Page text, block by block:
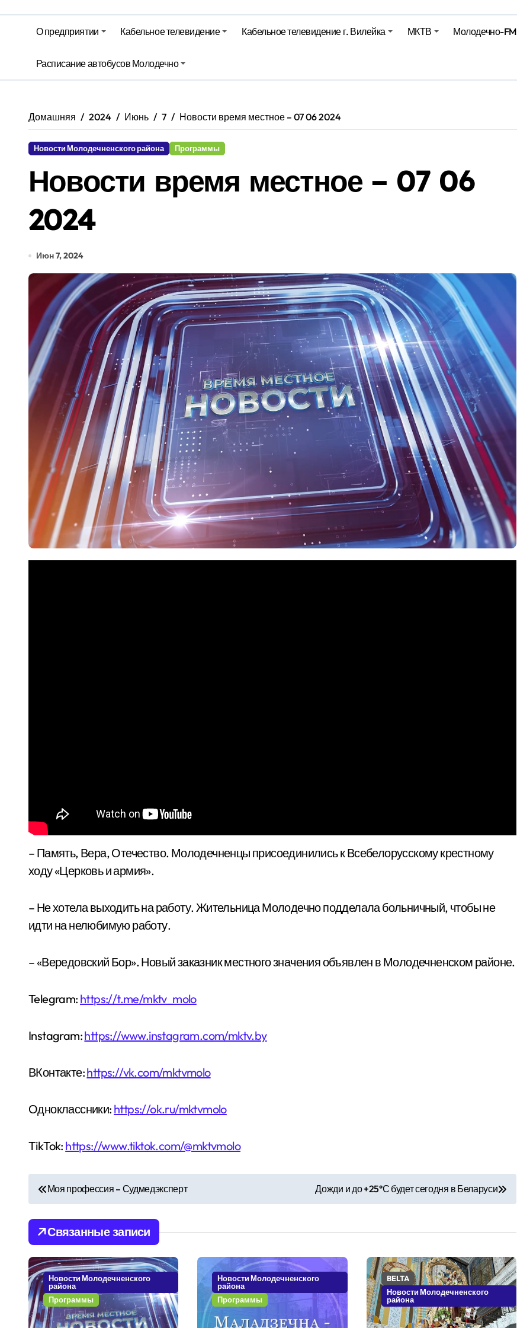
Гороскоп на 6 августа
Молодечно. Новости время местное – 05 08 2026
Молодечно. Новости время местное – 07 08 20
О предприятии Кабельное телевидение Кабельное телевидение г. Вилейка МКТВ Молодечно-FM
Расписание автобусов Молодечно
Домашняя 2024 Июнь 7 Новости время местное – 07 06 2024
Новости Молодечненского района Программы
Новости время местное – 07 06
2024
Июн 7, 2024
– Память, Вера, Отечество. Молодечненцы присоединились к Всебелорусскому крестному
ходу «Церковь и армия».
– Не хотела выходить на работу. Жительница Молодечно подделала больничный, чтобы не
идти на нелюбимую работу.
– «Вередовский Бор». Новый заказник местного значения объявлен в Молодечненском районе.
Telegram: https://t.me/mktv_molo
Instagram:https://www.instagram.com/mktv.by
ВКонтакте:https://vk.com/mktvmolo
Одноклассники: https://ok.ru/mktvmolo
TikTok: https://www.tiktok.com/@mktvmolo
Н
а
в
и
г
а
Моя профессия – Судмедэксперт Дожди и до +25°С будет сегодня в Беларуси
Связанные записи
Новости Молодечненского
района
Программы
Новости Молодечненского
района
Программы
BELTA
Новости Молодечненского
района